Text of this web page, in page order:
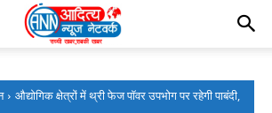
औद्योगिक क्षेत्रों में थ्री फेज पॉवर उपभोग पर रहेगी पाबंदी,